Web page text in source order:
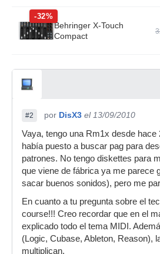
-32%
Behringer X-Touch
Compact
#2 por DisX3 el 13/09/2010
Vaya, tengo una Rm1x desde
había puesto a buscar pag para
patrones. No tengo diskettes para
que viene de fábrica ya me parece
sacar buenos sonidos), pero me
En cuanto a tu pregunta sobre el
course!!! Creo recordar que en el
explicado todo el tema MIDI.
(Logic, Cubase, Ableton, Reason),
multiplican.